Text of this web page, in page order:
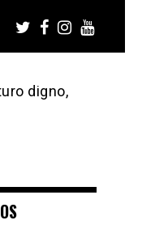
digno,